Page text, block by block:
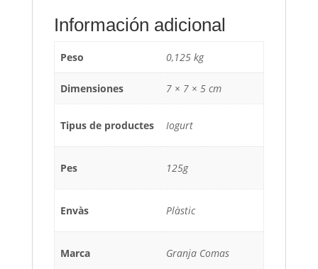
Información adicional
Peso 0,125 kg
Dimensiones 7 × 7 × 5 cm
Tipus de productes Iogurt
Pes 125g
Envàs Plàstic
Marca Granja Comas